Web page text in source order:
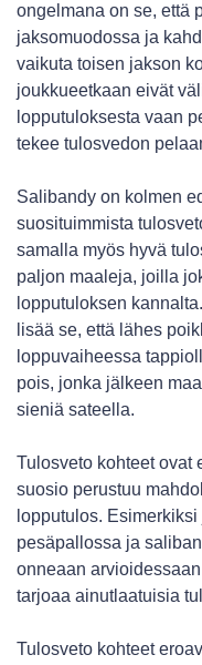
ongelmana on se, että
jaksomuodossa ja
vaikuta toisen jakson
joukkueetkaan eivät
lopputuloksesta vaan
tekee tulosvedon
Salibandy on kolmen
suosituimmista
samalla myös hyvä
paljon maaleja, joilla
lopputuloksen
lisää se, että lähes
loppuvaiheessa
pois, jonka jälkeen
sieniä sateella.
Tulosveto kohteet ovat
suosio perustuu
lopputulos.
pesäpallossa ja
onneaan
tarjoaa ainutlaatuisia
Tulosveto kohteet